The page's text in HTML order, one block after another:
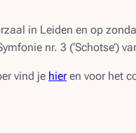
in Leiden en op
nr. 3 (‘Schotse’)
vind je hieren voor het